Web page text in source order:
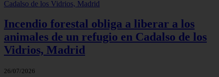
Incendio forestal obliga a liberar a los
animales de un refugio en Cadalso de los
Vidrios, Madrid
26/07/2026